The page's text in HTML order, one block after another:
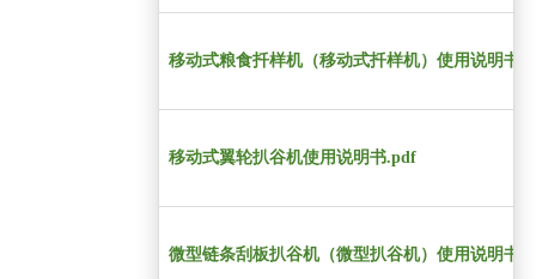
移动式粮食扦样机（移动式扦样机）使用说明书
移动式翼轮扒谷机使用说明书.pdf
微型链条刮板扒谷机（微型扒谷机）使用说明书